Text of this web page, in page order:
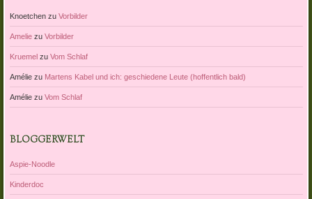
Knoetchenzu Vorbilder
Ameliezu Vorbilder
Kruemelzu Vom Schlaf
Améliezu Martens Kabel und ich: geschiedene Leute (hoffentlich bald)
Améliezu Vom Schlaf
BLOGGERWELT
Aspie-Noodle
Kinderdoc